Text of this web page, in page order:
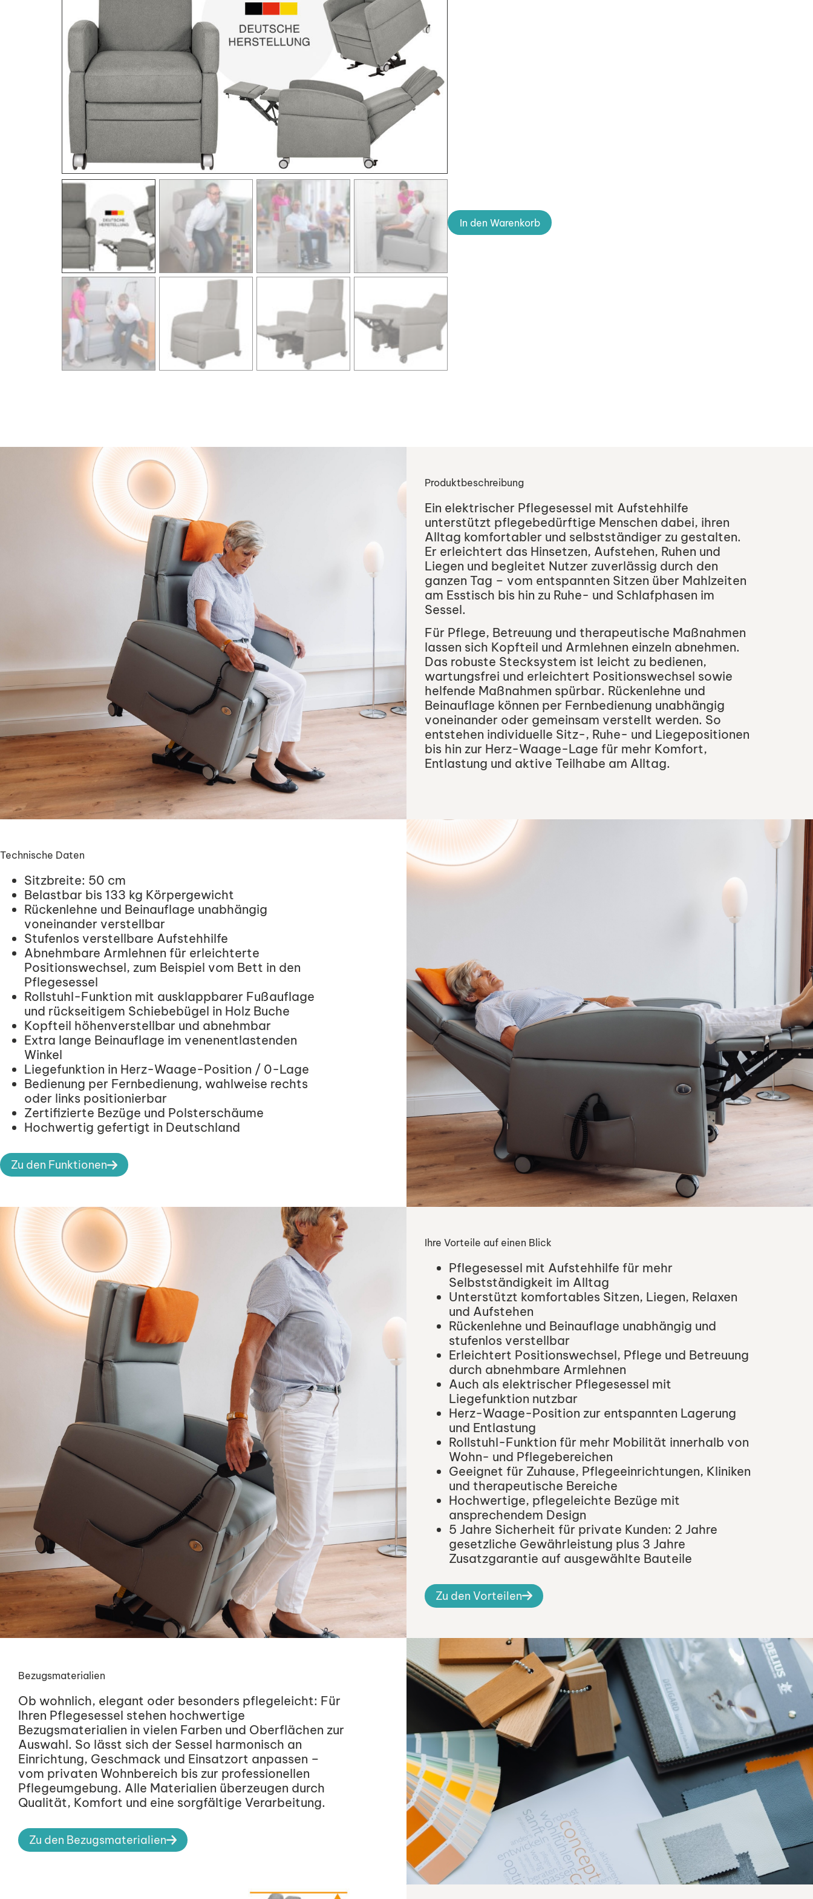
höhenverstellbar mobil
Express-Sessel
In den Warenkorb
Produktbeschreibung
Ein elektrischer Pflegesessel mit Aufstehhilfe
unterstützt pflegebedürftige Menschen dabei, ihren
Alltag komfortabler und selbstständiger zu gestalten.
Er erleichtert das Hinsetzen, Aufstehen, Ruhen und
Liegen und begleitet Nutzer zuverlässig durch den
ganzen Tag – vom entspannten Sitzen über Mahlzeiten
am Esstisch bis hin zu Ruhe- und Schlafphasen im
Sessel.
Für Pflege, Betreuung und therapeutische Maßnahmen
lassen sich Kopfteil und Armlehnen einzeln abnehmen.
Das robuste Stecksystem ist leicht zu bedienen,
wartungsfrei und erleichtert Positionswechsel sowie
helfende Maßnahmen spürbar. Rückenlehne und
Beinauflage können per Fernbedienung unabhängig
voneinander oder gemeinsam verstellt werden. So
entstehen individuelle Sitz-, Ruhe- und Liegepositionen
bis hin zur Herz-Waage-Lage für mehr Komfort,
Entlastung und aktive Teilhabe am Alltag.
Technische Daten
Sitzbreite: 50 cm
Belastbar bis 133 kg Körpergewicht
Rückenlehne und Beinauflage unabhängig
voneinander verstellbar
Stufenlos verstellbare Aufstehhilfe
Abnehmbare Armlehnen für erleichterte
Positionswechsel, zum Beispiel vom Bett in den
Pflegesessel
Rollstuhl-Funktion mit ausklappbarer Fußauflage
und rückseitigem Schiebebügel in Holz Buche
Kopfteil höhenverstellbar und abnehmbar
Extra lange Beinauflage im venenentlastenden
Winkel
Liegefunktion in Herz-Waage-Position / 0-Lage
Bedienung per Fernbedienung, wahlweise rechts
oder links positionierbar
Zertifizierte Bezüge und Polsterschäume
Hochwertig gefertigt in Deutschland
Zu den Funktionen
Ihre Vorteile auf einen Blick
Pflegesessel mit Aufstehhilfe für mehr
Selbstständigkeit im Alltag
Unterstützt komfortables Sitzen, Liegen, Relaxen
und Aufstehen
Rückenlehne und Beinauflage unabhängig und
stufenlos verstellbar
Erleichtert Positionswechsel, Pflege und Betreuung
durch abnehmbare Armlehnen
Auch als elektrischer Pflegesessel mit
Liegefunktion nutzbar
Herz-Waage-Position zur entspannten Lagerung
und Entlastung
Rollstuhl-Funktion für mehr Mobilität innerhalb von
Wohn- und Pflegebereichen
Geeignet für Zuhause, Pflegeeinrichtungen, Kliniken
und therapeutische Bereiche
Hochwertige, pflegeleichte Bezüge mit
ansprechendem Design
5 Jahre Sicherheit für private Kunden: 2 Jahre
gesetzliche Gewährleistung plus 3 Jahre
Zusatzgarantie auf ausgewählte Bauteile
Zu den Vorteilen
Bezugsmaterialien
Ob wohnlich, elegant oder besonders pflegeleicht: Für
Ihren Pflegesessel stehen hochwertige
Bezugsmaterialien in vielen Farben und Oberflächen zur
Auswahl. So lässt sich der Sessel harmonisch an
Einrichtung, Geschmack und Einsatzort anpassen –
vom privaten Wohnbereich bis zur professionellen
Pflegeumgebung. Alle Materialien überzeugen durch
Qualität, Komfort und eine sorgfältige Verarbeitung.
Zu den Bezugsmaterialien